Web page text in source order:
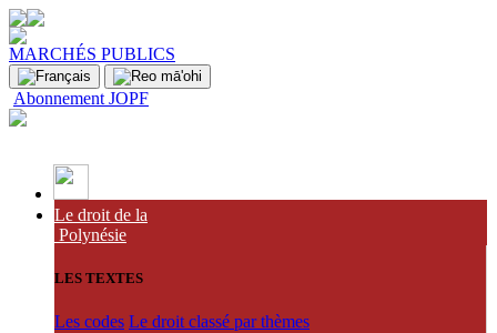
MARCHÉS PUBLICS
Abonnement JOPF
Le droit de la
Polynésie
LES TEXTES
Les codes Le droit classé par thèmes